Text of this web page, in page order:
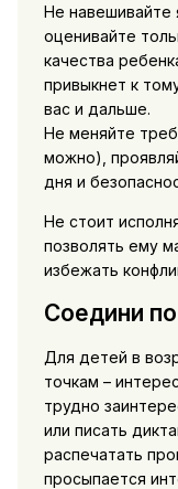
Не навешивайте
оценивайте
качества
привыкнет к
вас и дальше.
Не меняйте
можно),
дня и
Не стоит
позволять ему
избежать
Соедини
Для детей в
точкам –
трудно
или писать
распечатать
просыпается